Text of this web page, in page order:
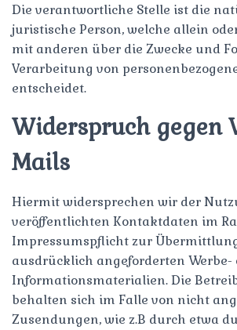
Die verantwortliche Stelle ist die
juristische Person, welche allein
mit anderen über die Zwecke und
Verarbeitung von
entscheidet.
Widerspruch gegen
Mails
Hiermit widersprechen wir der
veröffentlichten Kontaktdaten im
Impressumspflicht zur
ausdrücklich angeforderten Werbe-
Informationsmaterialien. Die
behalten sich im Falle von nicht
Zusendungen, wie z.B durch etwa